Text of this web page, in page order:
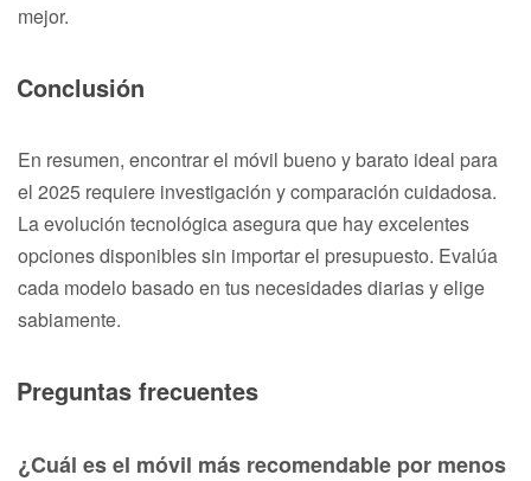
mejor.
Conclusión
En resumen, encontrar el móvil bueno y barato ideal para
el 2025 requiere investigación y comparación cuidadosa.
La evolución tecnológica asegura que hay excelentes
opciones disponibles sin importar el presupuesto. Evalúa
cada modelo basado en tus necesidades diarias y elige
sabiamente.
Preguntas frecuentes
¿Cuál es el móvil más recomendable por menos